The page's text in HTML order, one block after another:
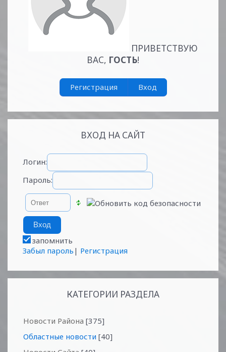
ПРИВЕТСТВУЮ
ВАС, ГОСТЬ!
Регистрация Вход
ВХОД НА САЙТ
Логин:
Пароль:
запомнить
Забыл пароль | Регистрация
КАТЕГОРИИ РАЗДЕЛА
Новости Района [375]
Областные новости [40]